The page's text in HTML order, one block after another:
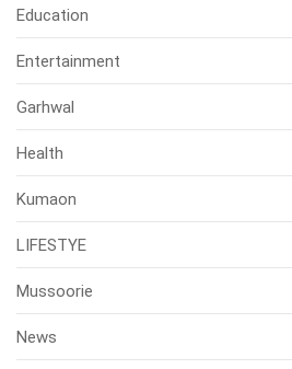
Education
Entertainment
Garhwal
Health
Kumaon
LIFESTYE
Mussoorie
News